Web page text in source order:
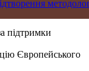
підтримки
Європейського